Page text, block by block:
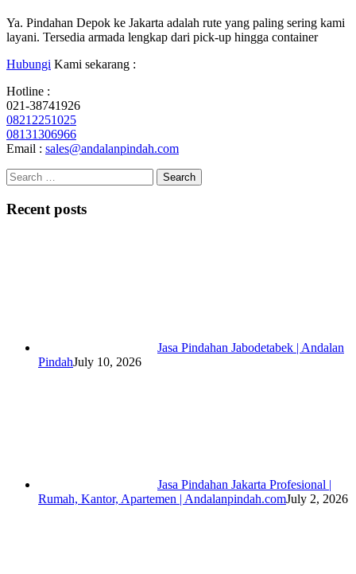
Ya. Pindahan Depok ke Jakarta adalah rute yang paling sering kami
layani. Tersedia armada lengkap dari pick-up hingga container
Hubungi Kami sekarang :
Hotline :
021-38741926
08212251025
08131306966
Email : sales@andalanpindah.com
Search
for:
Recent posts
Jasa Pindahan Jabodetabek | Andalan
PindahJuly 10, 2026
Jasa Pindahan Jakarta Profesional |
Rumah, Kantor, Apartemen | Andalanpindah.comJuly 2, 2026